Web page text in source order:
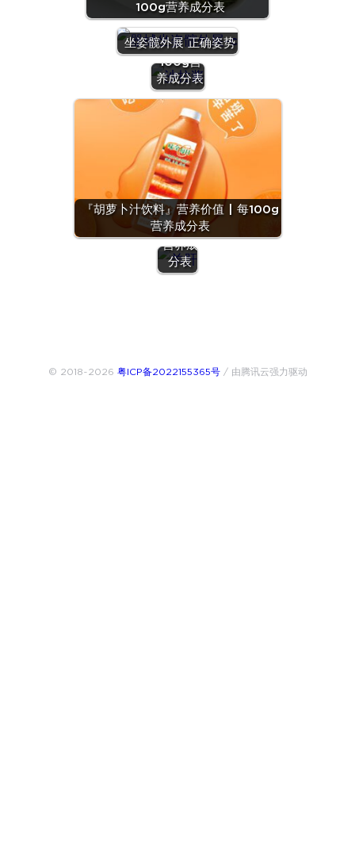
100g营养成分表
坐姿髋外展 正确姿势
『沙拉
酱』营养
价值 | 每
100g营
养成分表
『胡萝卜汁饮料』营养价值 | 每100g
营养成分表
『羊
肝』营
养价值
| 每
100g
营养成
分表
© 2018~2026 粤ICP备2022155365号/ 由腾讯云强力驱动